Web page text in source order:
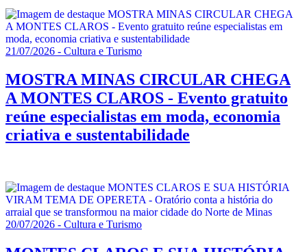
21/07/2026 - Cultura e Turismo
MOSTRA MINAS CIRCULAR CHEGA
A MONTES CLAROS - Evento gratuito
reúne especialistas em moda, economia
criativa e sustentabilidade
20/07/2026 - Cultura e Turismo